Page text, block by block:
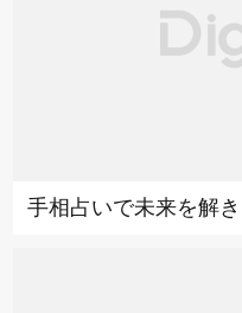
手相占いで未来を解き